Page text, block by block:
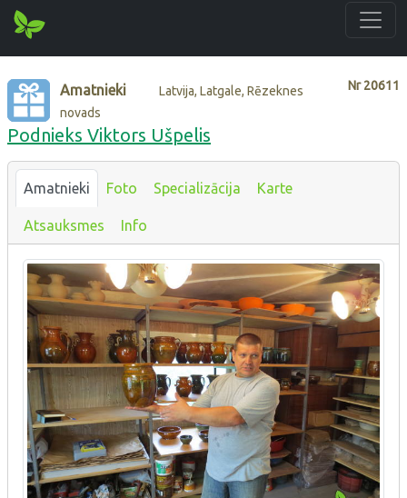
Nr20611
Amatnieki
Latvija, Latgale, Rēzeknes
novads
Podnieks Viktors Ušpelis
Amatnieki Foto Specializācija Karte
Atsauksmes Info